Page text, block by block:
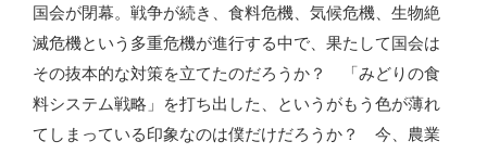
を
加
速
さ
せ
国会が閉幕。戦争が続き、食料危機、気候危機、生物絶
滅危機という多重危機が進行する中で、果たして国会は
その抜本的な対策を立てたのだろうか？ 「みどりの食
料システム戦略」を打ち出した、というがもう色が薄れ
てしまっている印象なのは僕だけだろうか？ 今、農業